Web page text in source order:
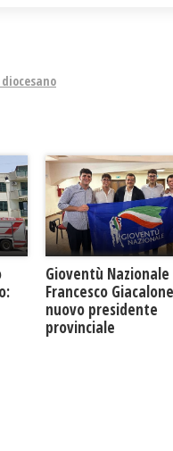
Gioventù
Francesco
nuovo presidente
provinciale